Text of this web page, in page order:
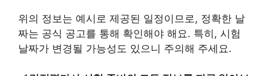
위의 정보는 예시로 제공된 일정이므로, 정확한 날
짜는 공식 공고를 통해 확인해야 해요. 특히, 시험
날짜가 변경될 가능성도 있으니 주의해 주세요.